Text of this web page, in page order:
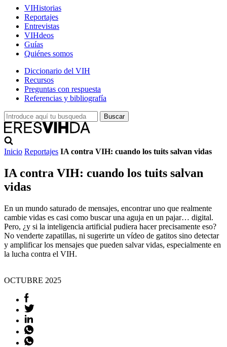
VIHistorias
Reportajes
Entrevistas
VIHdeos
Guías
Quiénes somos
Diccionario del VIH
Recursos
Preguntas con respuesta
Referencias y bibliografía
Inicio Reportajes IA contra VIH: cuando los tuits salvan vidas
IA contra VIH: cuando los tuits salvan
vidas
En un mundo saturado de mensajes, encontrar uno que realmente
cambie vidas es casi como buscar una aguja en un pajar… digital.
Pero, ¿y si la inteligencia artificial pudiera hacer precisamente eso?
No venderte zapatillas, ni sugerirte un vídeo de gatitos sino detectar
y amplificar los mensajes que pueden salvar vidas, especialmente en
la lucha contra el VIH.
OCTUBRE 2025